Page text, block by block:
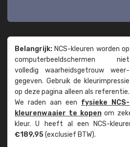
Belangrijk: NCS-kleuren worden op
computer­beeld­schermen niet
volledig waarheids­­getrouw weer­
gegeven. Gebruik de kleur­impressie
op deze pagina alleen als referentie.
We raden aan een fysieke NCS-
kleuren­waaier te kopenom
kleur. U heeft al een NCS-
€189,95(exclusief BTW).